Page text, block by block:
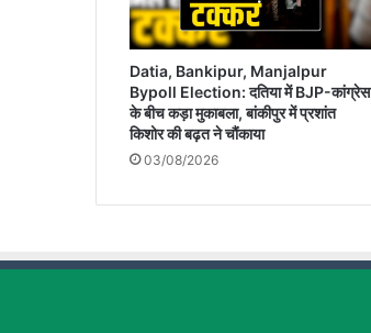
Datia, Bankipur, Manjalpur
Bypoll Election: दतिया में BJP-कांग्रेस
के बीच कड़ा मुकाबला, बांकीपुर में प्रशांत
किशोर की बढ़त ने चौंकाया
03/08/2026